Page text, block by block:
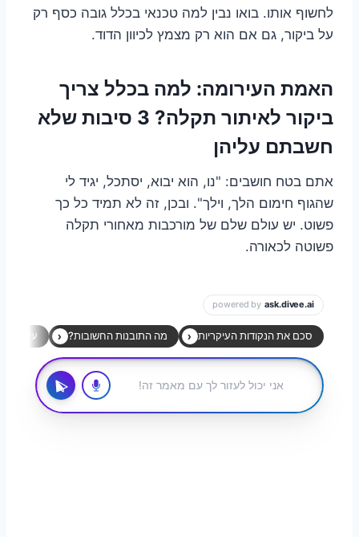
לחשוף אותו. בואו נבין למה טכנאי בכלל גובה כסף רק
על ביקור, גם אם הוא רק מצמץ לכיוון הדוד.
האמת העירומה: למה בכלל צריך
ביקור לאיתור תקלה? 3 סיבות שלא
חשבתם עליהן
אתם בטח חושבים: "נו, הוא יבוא, יסתכל, יגיד לי
שהגוף חימום הלך, וילך". ובכן, זה לא תמיד כל כך
פשוט. יש עולם שלם של מורכבות מאחורי תקלה
פשוטה לכאורה.